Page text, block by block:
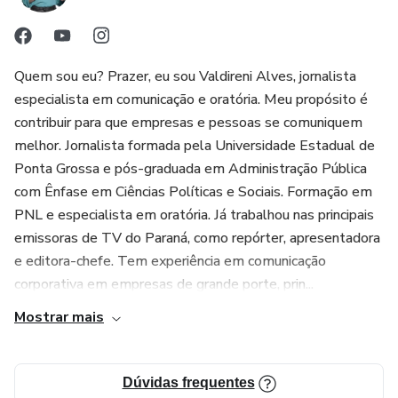
-Para quer se destacar no mercado de atuação e dominar
modernas técnicas de oratória
O que você precisa ter para participar desse curso e
alcançar resultados transformadores em sua vida?
Vontade e propósito para aperfeiçoar a sua comunicação
Se você tem uma “dor” relacionada a comunicação, eu sei o
elas fazem sentido para você.
tem talento para a comunicação. Se você quer aperfeiçoar
esse talento, você pode. Mas, você precisa querer. Técnica,
eu vou te ensinar muitas técnicas de oratória
Treino, ah esse é com você. Só você pode treinar para ficar
cada vez melhor.
O= T+T+T
Trilha de conhecimento 2
COMO VOCÊ SE COMUNICA NO SEU DIA A DIA?
comunicação te representa? Ou o medo de falar em
público te limita?
Quem sou eu? Prazer, eu sou Valdireni Alves, jornalista
especialista em comunicação e oratória. Meu propósito é
contribuir para que empresas e pessoas se comuniquem
melhor. Jornalista formada pela Universidade Estadual de
Ponta Grossa e pós-graduada em Administração Pública
com Ênfase em Ciências Políticas e Sociais. Formação em
PNL e especialista em oratória. Já trabalhou nas principais
emissoras de TV do Paraná, como repórter, apresentadora
e editora-chefe. Tem experiência em comunicação
corporativa em empresas de grande porte, prin...
Mostrar mais
Dúvidas frequentes